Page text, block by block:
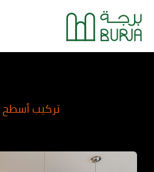
تخطي
إلى
المحتوى
تركيب أسطح